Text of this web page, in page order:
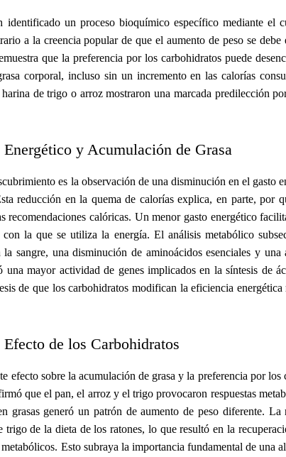
identificado un proceso bioquímico específico mediante
a la creencia popular de que el aumento de peso se
que la preferencia por los carbohidratos puede
corporal, incluso sin un incremento en las calorías
de trigo o arroz mostraron una marcada predilección
y Acumulación de Grasa
es la observación de una disminución en el gasto
reducción en la quema de calorías explica, en parte, por
recomendaciones calóricas. Un menor gasto energético
la que se utiliza la energía. El análisis metabólico
la sangre, una disminución de aminoácidos esenciales y una
una mayor actividad de genes implicados en la síntesis de
de que los carbohidratos modifican la eficiencia energética
de los Carbohidratos
efecto sobre la acumulación de grasa y la preferencia por
que el pan, el arroz y el trigo provocaron respuestas
grasas generó un patrón de aumento de peso diferente. La
trigo de la dieta de los ratones, lo que resultó en la
Esto subraya la importancia fundamental de una